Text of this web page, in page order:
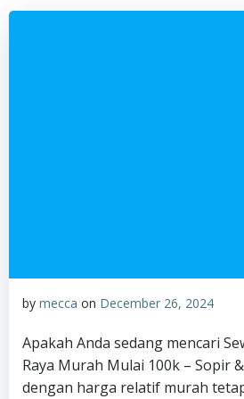
by mecca on December 26, 2024
Apakah Anda sedang mencari
Raya Murah Mulai 100k – Sopir
dengan harga relatif murah